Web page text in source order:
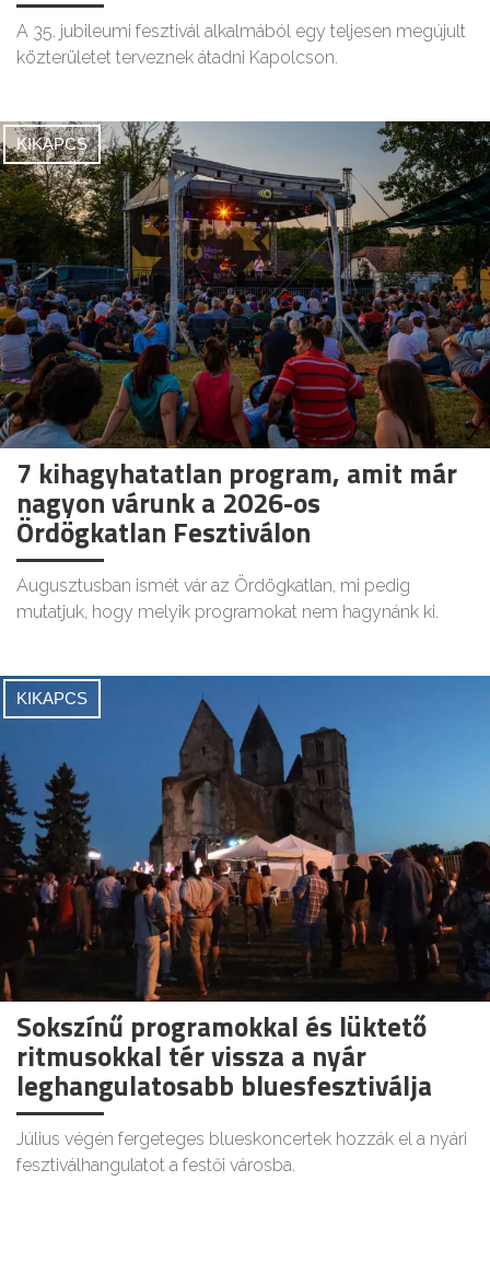
A 35. jubileumi fesztivál alkalmából egy teljesen megújult
közterületet terveznek átadni Kapolcson.
KIKAPCS
7 kihagyhatatlan program, amit már
nagyon várunk a 2026-os
Ördögkatlan Fesztiválon
Augusztusban ismét vár az Ördögkatlan, mi pedig
mutatjuk, hogy melyik programokat nem hagynánk ki.
KIKAPCS
Sokszínű programokkal és lüktető
ritmusokkal tér vissza a nyár
leghangulatosabb bluesfesztiválja
Július végén fergeteges blueskoncertek hozzák el a nyári
fesztiválhangulatot a festői városba.